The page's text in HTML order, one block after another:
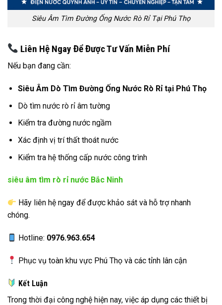
Siêu Âm Tìm Đường Ống Nước Rò Rỉ Tại Phú Thọ
Liên Hệ Ngay Để Được Tư Vấn Miễn Phí
Nếu bạn đang cần:
Siêu Âm Dò Tìm Đường Ống Nước Rò Rỉ tại Phú Thọ
Dò tìm nước rò rỉ âm tường
Kiểm tra đường nước ngầm
Xác định vị trí thất thoát nước
Kiểm tra hệ thống cấp nước công trình
siêu âm tìm rò rỉ nước Bắc Ninh
Hãy liên hệ ngay để được khảo sát và hỗ trợ nhanh
chóng.
Hotline: 0976.963.654
Phục vụ toàn khu vực Phú Thọ và các tỉnh lân cận
Kết Luận
Trong thời đại công nghệ hiện nay, việc áp dụng các thiết bị